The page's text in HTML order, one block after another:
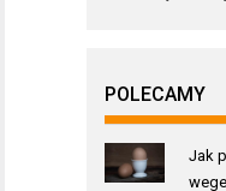
POLECAMY
Jak